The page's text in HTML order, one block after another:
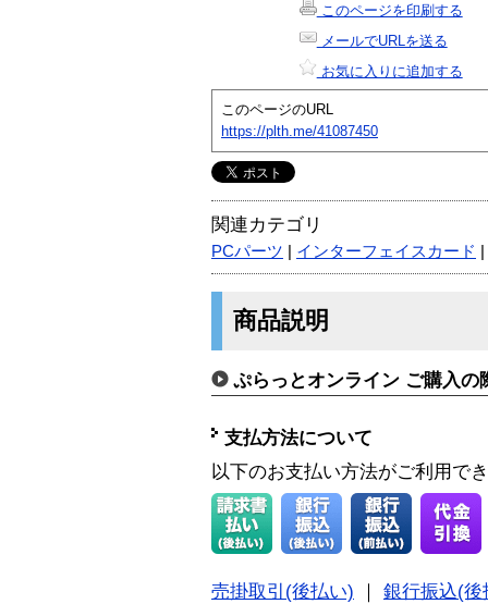
このページを印刷する
メールでURLを送る
お気に入りに追加する
このページのURL
https://plth.me/41087450
関連カテゴリ
PCパーツ インターフェイスカード
商品説明
ぷらっとオンライン ご購入の
支払方法について
以下のお支払い方法がご利用で
売掛取引(後払い)
銀行振込(後